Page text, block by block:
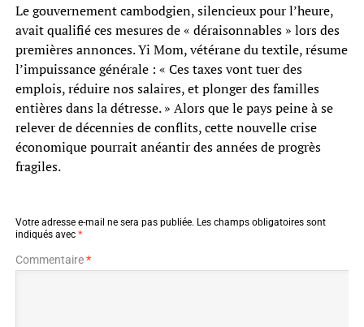
Le gouvernement cambodgien, silencieux pour l’heure,
avait qualifié ces mesures de « déraisonnables » lors des
premières annonces. Yi Mom, vétérane du textile, résume
l’impuissance générale : « Ces taxes vont tuer des
emplois, réduire nos salaires, et plonger des familles
entières dans la détresse. » Alors que le pays peine à se
relever de décennies de conflits, cette nouvelle crise
économique pourrait anéantir des années de progrès
fragiles.
Votre adresse e-mail ne sera pas publiée. Les champs obligatoires sont
indiqués avec *
Commentaire*